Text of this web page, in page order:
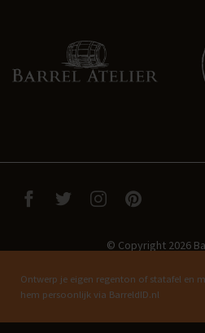
Ontwerp je eigen regenton of statafel en
hem persoonlijk via BarreldID.nl
© Copyright 2026